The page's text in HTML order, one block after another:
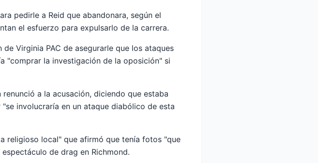
pedirle a Reid que abandonara, según el
el esfuerzo para expulsarlo de la carrera.
Virginia PAC de asegurarle que los ataques
"comprar la investigación de la oposición" si
a la acusación, diciendo que estaba
involucraría en un ataque diabólico de esta
religioso local" que afirmó que tenía fotos "que
de drag en Richmond.